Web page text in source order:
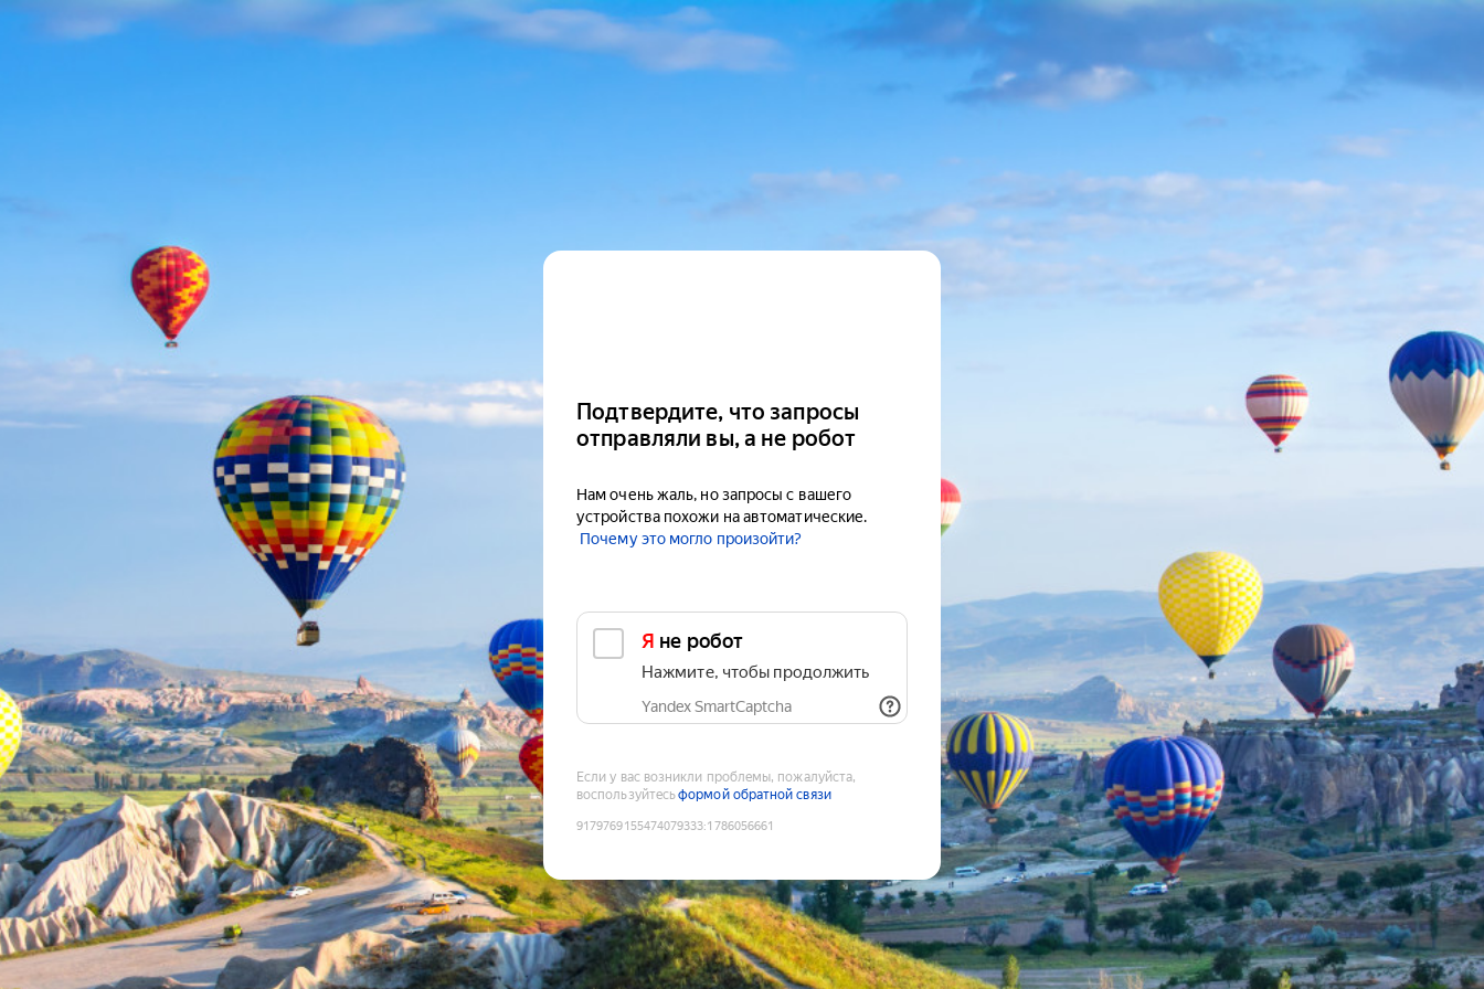
Подтвердите, что запросы
отправляли вы, а не робот
Нам очень жаль, но запросы с вашего
устройства похожи на автоматические.
Почему это могло произойти?
Я не робот
Нажмите, чтобы продолжить
Yandex SmartCaptcha
Если у вас возникли проблемы, пожалуйста,
воспользуйтесьформой обратной связи
9179769155474079333:1786056661